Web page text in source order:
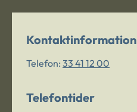
Kontaktinformation
Telefon: 33 41 12 00
Telefontider